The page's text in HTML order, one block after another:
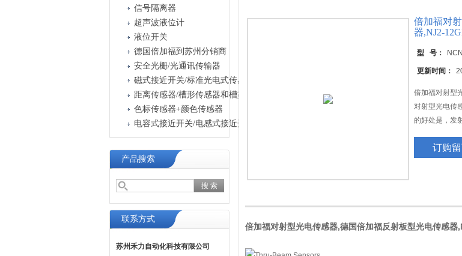
信号隔离器
超声波液位计
液位开关
德国倍加福到苏州分销商
安全光栅/光通讯传输器
磁式接近开关/标准光电式传感器
色标传感器+颜色传感器
电容式接近开关/电感式接近开关
产品搜索
联系方式
苏州禾力自动化科技有限公司
倍加福对
器,NJ2-
型 号：
更新时间：
倍加福对射型
对射型光电传
的好处是，发
颜色等无关，
订购
倍加福对射型光电传感器,德国倍加福反射板型光电传感